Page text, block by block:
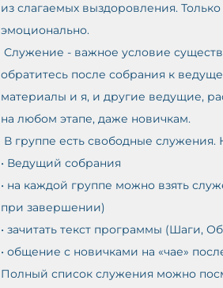
из слагаемых выздоровления.
эмоционально.
обратитесь после собрания к
материалы и я, и другие ведущие,
на любом этапе, даже новичкам.
В группе есть свободные
• Ведущий собрания
• на каждой группе можно взять
при завершении)
• зачитать текст программы (Шаги,
• общение с новичками на «чае»
Полный список служения можно